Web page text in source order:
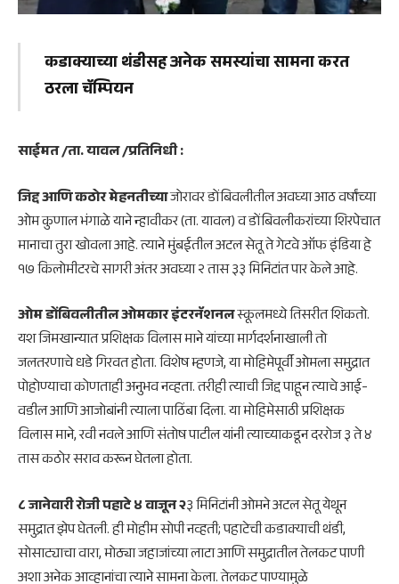
कडाक्याच्या थंडीसह अनेक समस्यांचा सामना करत
ठरला चॅम्पियन
साईमत /ता. यावल /प्रतिनिधी :
जिद्द आणि कठोर मेहनतीच्याजोरावर डोंबिवलीतील अवघ्या आठ वर्षांच्या
ओम कुणाल भंगाळे याने न्हावीकर (ता. यावल) व डोंबिवलीकरांच्या शिरपेचात
मानाचा तुरा खोवला आहे. त्याने मुंबईतील अटल सेतू ते गेटवे ऑफ इंडिया हे
१७ किलोमीटरचे सागरी अंतर अवघ्या २ तास ३३ मिनिटांत पार केले आहे.
ओम डोंबिवलीतील ओमकार इंटरनॅशनलस्कूलमध्ये तिसरीत शिकतो.
यश जिमखान्यात प्रशिक्षक विलास माने यांच्या मार्गदर्शनाखाली तो
जलतरणाचे धडे गिरवत होता. विशेष म्हणजे, या मोहिमेपूर्वी ओमला समुद्रात
पोहोण्याचा कोणताही अनुभव नव्हता. तरीही त्याची जिद्द पाहून त्याचे आई-
वडील आणि आजोबांनी त्याला पाठिंबा दिला. या मोहिमेसाठी प्रशिक्षक
विलास माने, रवी नवले आणि संतोष पाटील यांनी त्याच्याकडून दररोज ३ ते ४
तास कठोर सराव करून घेतला होता.
८ जानेवारी रोजी पहाटे ४ वाजून २३ मिनिटांनी ओमने अटल सेतू येथून
समुद्रात झेप घेतली. ही मोहीम सोपी नव्हती; पहाटेची कडाक्याची थंडी,
सोसाट्याचा वारा, मोठ्या जहाजांच्या लाटा आणि समुद्रातील तेलकट पाणी
अशा अनेक आव्हानांचा त्याने सामना केला. तेलकट पाण्यामुळे